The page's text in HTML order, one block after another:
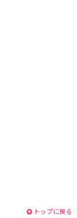
トップに戻る